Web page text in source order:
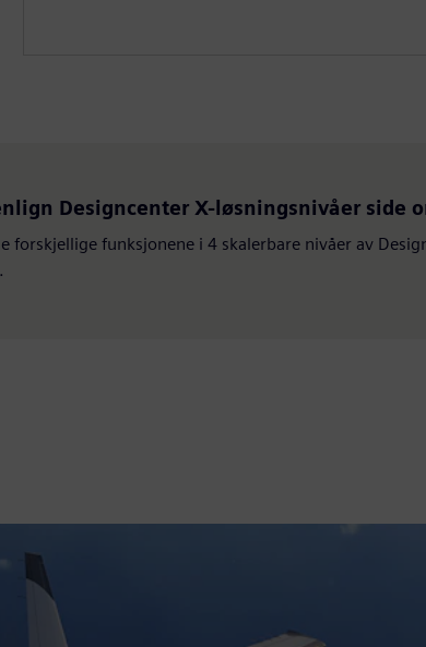
Designcenter X-løsningsnivåer side
forskjellige funksjonene i 4 skalerbare nivåer av